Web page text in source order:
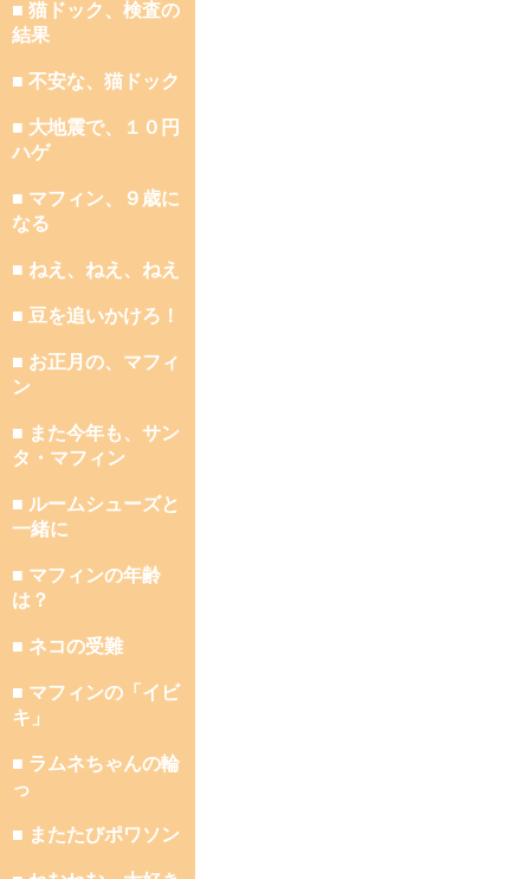
■ 猫ドック、検査の
結果
■ 不安な、猫ドック
■ 大地震で、１０円
ハゲ
■ マフィン、９歳に
なる
■ ねえ、ねえ、ねえ
■ 豆を追いかけろ！
■ お正月の、マフィ
ン
■ また今年も、サン
タ・マフィン
■ ルームシューズと
一緒に
■ マフィンの年齢
は？
■ ネコの受難
■ マフィンの「イビ
キ」
■ ラムネちゃんの輪
っ
■ またたびポワソン